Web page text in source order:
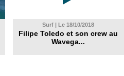
Surf | Le 18/10/2018
Filipe Toledo et son crew au
Wavega...